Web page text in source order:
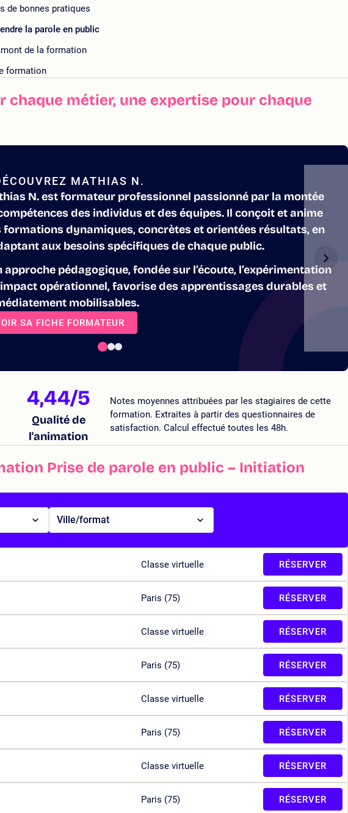
de bonnes pratiques
la parole en public
de la formation
formation
chaque métier, une expertise pour chaque
MATHIAS N.
N. est formateur professionnel passionné par la montée
des individus et des équipes. Il conçoit et anime
formations dynamiques, concrètes et orientées résultats, en
aux besoins spécifiques de chaque public.
approche pédagogique, fondée sur l’écoute, l’expérimentation
opérationnel, favorise des apprentissages durables et
mobilisables.
SA FICHE FORMATEUR
4,44/5
Qualité de
l'animation
Notes moyennes attribuées par les stagiaires de cette
formation. Extraites à partir des questionnaires de
satisfaction. Calcul effectué toutes les 48h.
Prise de parole en public – Initiation
Ville/format
Classe virtuelle RÉSERVER
Paris (75) RÉSERVER
Classe virtuelle RÉSERVER
Paris (75) RÉSERVER
Classe virtuelle RÉSERVER
Paris (75) RÉSERVER
Classe virtuelle RÉSERVER
Paris (75) RÉSERVER